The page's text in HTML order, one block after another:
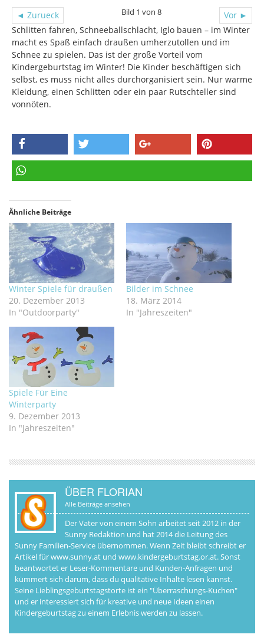
◄ Zurueck Vor ►
Bild 1 von 8
Schlitten fahren, Schneeballschlacht, Iglo bauen – im Winter
macht es Spaß einfach draußen umherzutollen und im
Schnee zu spielen. Das ist der große Vorteil vom
Kindergeburtstag im Winter! Die Kinder beschäftigen sich
selbst, es muss nicht alles durchorganisiert sein. Nur warme
Kleidung, einen Schlitten oder ein paar Rutschteller sind
vonnöten.
teilen
Ähnliche Beiträge
Winter Spiele für draußen
20. Dezember 2013
In "Outdoorparty"
Bilder im Schnee
18. März 2014
In "Jahreszeiten"
Spiele Für Eine
Winterparty
9. Dezember 2013
In "Jahreszeiten"
ÜBER FLORIAN
Alle Beiträge ansehen
Der Vater von einem Sohn arbeitet seit 2012 in der
Sunny Redaktion und hat 2014 die Leitung des
Sunny Familien-Service übernommen. Wenn Zeit bleibt schreibt er
Artikel für www.sunny.at und www.kindergeburtstag.or.at. Sonst
beantwortet er Leser-Kommentare und Kunden-Anfragen und
kümmert sich darum, dass du qualitative Inhalte lesen kannst.
Seine Lieblingsgeburtstagstorte ist ein "Überraschungs-Kuchen"
und er interessiert sich für kreative und neue Ideen einen
Kindergeburtstag zu einem Erlebnis werden zu lassen.